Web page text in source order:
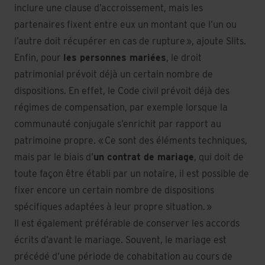
inclure une clause d’accroissement, mais les
partenaires fixent entre eux un montant que l’un ou
l’autre doit récupérer en cas de rupture », ajoute Slits.
Enfin, pour les personnes mariées, le droit
patrimonial prévoit déjà un certain nombre de
dispositions. En effet, le Code civil prévoit déjà des
régimes de compensation, par exemple lorsque la
communauté conjugale s’enrichit par rapport au
patrimoine propre. « Ce sont des éléments techniques,
mais par le biais d’un contrat de mariage, qui doit de
toute façon être établi par un notaire, il est possible de
fixer encore un certain nombre de dispositions
spécifiques adaptées à leur propre situation. »
Il est également préférable de conserver les accords
écrits d’avant le mariage. Souvent, le mariage est
précédé d’une période de cohabitation au cours de